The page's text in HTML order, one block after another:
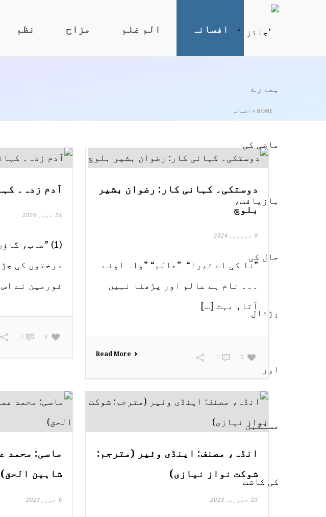
نظم مزاح الم غلم افسانہ
HOME
» افسانہ
آدم زدہ۔
24 جون, 2026
(1) ”صاب،
درختوں کی
فورمین نے اس
3
0
دوستکی۔ کہانی کار: رضوان بشیر
بلوچ
8 فروری, 2026
”نا کی اے تیرا“ ”عالم“ ”واہ اوئے
۔۔۔ نام ہے عالم اور پڑھنا نہیں
آتا، بہت [...]
Read More 0
0
ماسی: محمد
شاہین الحق)
6 جون, 2023
انڈہ، مصنف: اینڈی وئیر (مترجم:
شوکت نواز نیازی)
23 جنوری, 2023